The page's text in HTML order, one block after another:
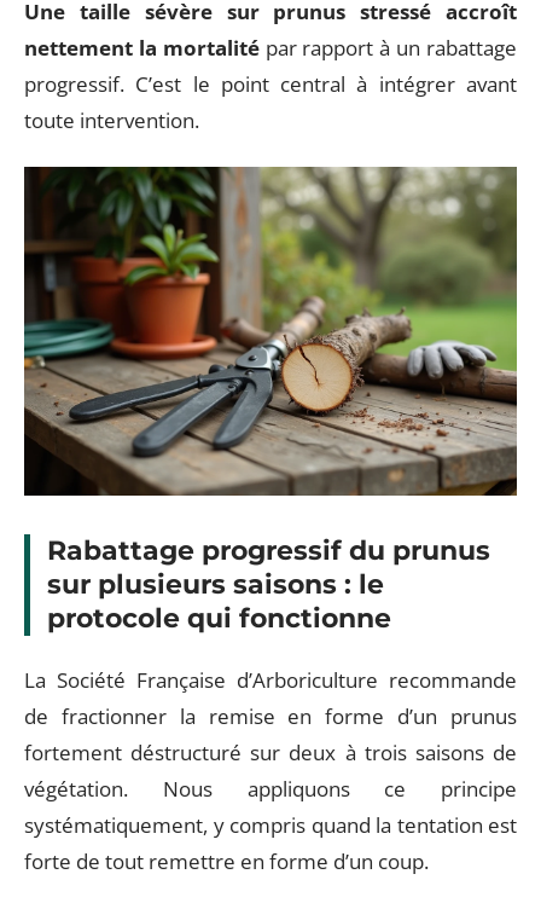
Une taille sévère sur prunus stressé accroît
nettement la mortalitépar rapport à un rabattage
progressif. C’est le point central à intégrer avant
toute intervention.
Rabattage progressif du prunus
sur plusieurs saisons : le
protocole qui fonctionne
La Société Française d’Arboriculture recommande
de fractionner la remise en forme d’un prunus
fortement déstructuré sur deux à trois saisons de
végétation. Nous appliquons ce principe
systématiquement, y compris quand la tentation est
forte de tout remettre en forme d’un coup.